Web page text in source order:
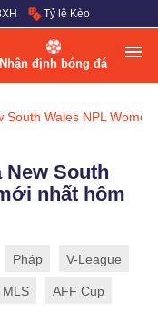
Tỷ lệ Kèo
Nhận định bóng đá
South Wales NPL Women
New South
nhất hôm
Pháp V-League
MLS AFF Cup